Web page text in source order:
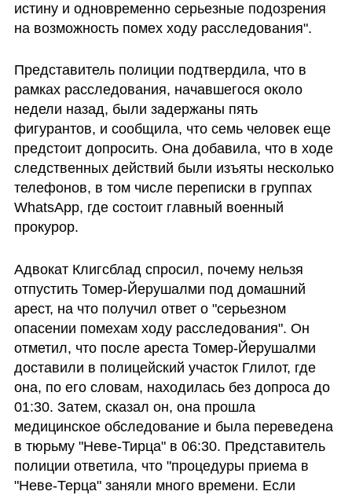
истину и одновременно серьезные подозрения
на возможность помех ходу расследования".
Представитель полиции подтвердила, что в
рамках расследования, начавшегося около
недели назад, были задержаны пять
фигурантов, и сообщила, что семь человек еще
предстоит допросить. Она добавила, что в ходе
следственных действий были изъяты несколько
телефонов, в том числе переписки в группах
WhatsApp, где состоит главный военный
прокурор.
Адвокат Клигсблад спросил, почему нельзя
отпустить Томер-Йерушалми под домашний
арест, на что получил ответ о "серьезном
опасении помехам ходу расследования". Он
отметил, что после ареста Томер-Йерушалми
доставили в полицейский участок Глилот, где
она, по его словам, находилась без допроса до
01:30. Затем, сказал он, она прошла
медицинское обследование и была переведена
в тюрьму "Неве-Тирца" в 06:30. Представитель
полиции ответила, что "процедуры приема в
"Неве-Терца" заняли много времени. Если